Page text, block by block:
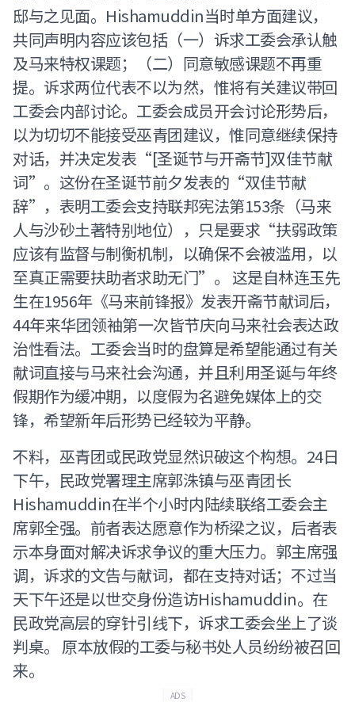
邸与之见面。Hishamuddin当时单方面建议，
共同声明内容应该包括（一）诉求工委会承认触
及马来特权课题；（二）同意敏感课题不再重
提。诉求两位代表不以为然，惟将有关建议带回
工委会内部讨论。工委会成员开会讨论形势后，
以为切切不能接受巫青团建议，惟同意继续保持
对话，并决定发表“[圣诞节与开斋节]双佳节献
词”。这份在圣诞节前夕发表的“双佳节献
辞”，表明工委会支持联邦宪法第153条（马来
人与沙砂土著特别地位），只是要求“扶弱政策
应该有监督与制衡机制，以确保不会被滥用，以
至真正需要扶助者求助无门”。 这是自林连玉先
生在1956年《马来前锋报》发表开斋节献词后，
44年来华团领袖第一次皆节庆向马来社会表达政
治性看法。工委会当时的盘算是希望能通过有关
献词直接与马来社会沟通，并且利用圣诞与年终
假期作为缓冲期，以度假为名避免媒体上的交
锋，希望新年后形势已经较为平静。
不料，巫青团或民政党显然识破这个构想。24日
下午，民政党署理主席郭洙镇与巫青团长
Hishamuddin在半个小时内陆续联络工委会主
席郭全强。前者表达愿意作为桥梁之议，后者表
示本身面对解决诉求争议的重大压力。郭主席强
调，诉求的文告与献词，都在支持对话；不过当
天下午还是以世交身份造访Hishamuddin。在
民政党高层的穿针引线下，诉求工委会坐上了谈
判桌。 原本放假的工委与秘书处人员纷纷被召回
来。
ADS